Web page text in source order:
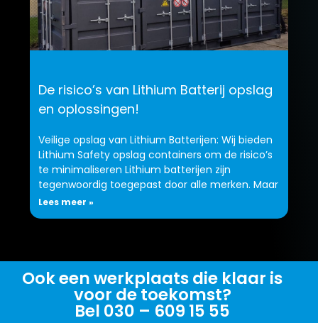
De risico’s van Lithium Batterij opslag
en oplossingen!
Veilige opslag van Lithium Batterijen: Wij bieden
Lithium Safety opslag containers om de risico’s
te minimaliseren Lithium batterijen zijn
tegenwoordig toegepast door alle merken. Maar
Lees meer »
Ook een werkplaats die klaar is
voor de toekomst?
Bel 030 – 609 15 55